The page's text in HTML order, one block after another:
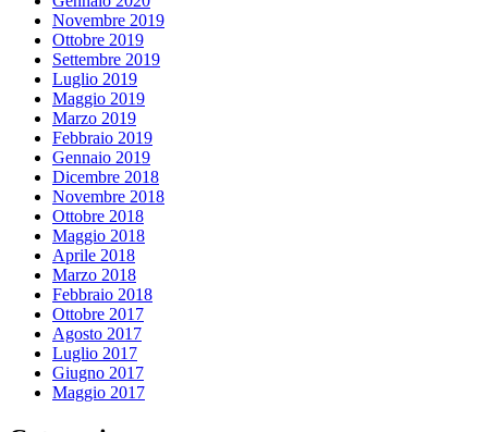
Novembre 2019
Ottobre 2019
Settembre 2019
Luglio 2019
Maggio 2019
Marzo 2019
Febbraio 2019
Gennaio 2019
Dicembre 2018
Novembre 2018
Ottobre 2018
Maggio 2018
Aprile 2018
Marzo 2018
Febbraio 2018
Ottobre 2017
Agosto 2017
Luglio 2017
Giugno 2017
Maggio 2017